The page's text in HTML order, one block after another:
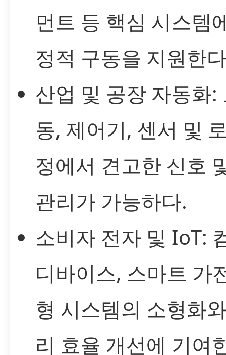
먼트 등 핵심 시스템
정적 구동을 지원한
산업 및 공장 자동화:
동, 제어기, 센서 및
정에서 견고한 신호
관리가 가능하다.
소비자 전자 및 IoT:
디바이스, 스마트 가
형 시스템의 소형화
리 효율 개선에 기여